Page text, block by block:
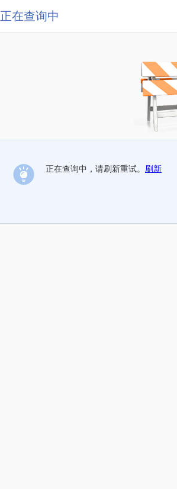
正在查询中
正在查询中，请刷新重试。 刷新